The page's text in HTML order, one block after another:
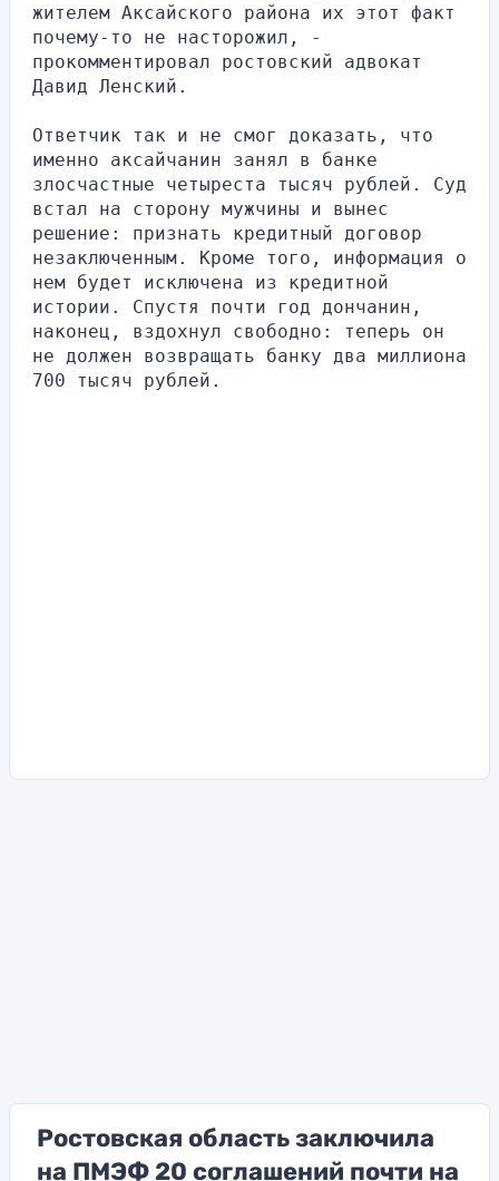
жителем Аксайского района их этот факт
почему-то не насторожил, -
прокомментировал ростовский адвокат
Давид Ленский.
Ответчик так и не смог доказать, что
именно аксайчанин занял в банке
злосчастные четыреста тысяч рублей. Суд
встал на сторону мужчины и вынес
решение: признать кредитный договор
незаключенным. Кроме того, информация о
нем будет исключена из кредитной
истории. Спустя почти год дончанин,
наконец, вздохнул свободно: теперь он
не должен возвращать банку два миллиона
700 тысяч рублей.
Ростовская область заключила
на ПМЭФ 20 соглашений почти на